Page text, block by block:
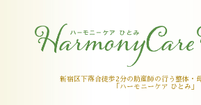
新宿区下落合徒歩2分の助産師の行う整体・
「ハーモニーケア ひとみ」